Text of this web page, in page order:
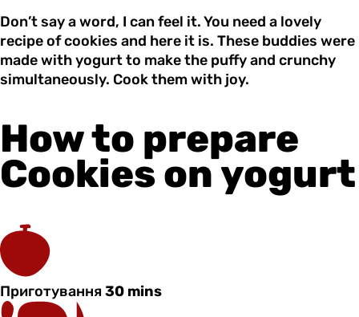
Don’t say a word, I can feel it. You need a lovely
recipe of cookies and here it is. These buddies were
made with yogurt to make the puffy and crunchy
simultaneously. Cook them with joy.
How to prepare
Cookies on yogurt
Приготування30 mins